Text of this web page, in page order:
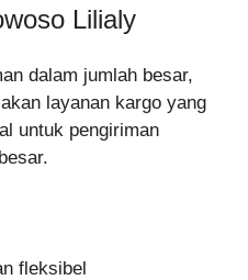
Lilialy
dalam jumlah besar,
layanan kargo yang
untuk pengiriman
fleksibel